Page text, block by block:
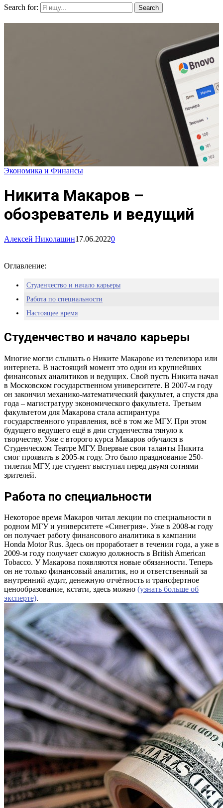
Search for: Search
Экономика и Финансы
Никита Макаров –
обозреватель и ведущий
Алексей Николашин17.06.20220
Оглавление:
Студенчество и начало карьеры
Работа по специальности
Настоящее время
Студенчество и начало карьеры
Многие могли слышать о Никите Макарове из телевизора или
интернета. В настоящий момент это один из крупнейших
финансовых аналитиков и ведущих. Свой пусть Никита начал
в Московском государственном университете. В 2007-м году
он закончил механико-математический факультет, а спустя два
года – магистратуру экономического факультета. Третьим
факультетом для Макарова стала аспирантура
государственного управления, всё в том же МГУ. При этом
будущего ведущего ещё в дни студенчества тянуло к
творчеству. Уже с второго курса Макаров обучался в
Студенческом Театре МГУ. Впервые свои таланты Никита
смог проявить в 2005-м году. Это было празднование 250-
тилетия МГУ, где студент выступал перед двумя сотнями
зрителей.
Работа по специальности
Некоторое время Макаров читал лекции по специальности в
родном МГУ и университете «Синегрия». Уже в 2008-м году
он получает работу финансового аналитика в кампании
Honda Motor Rus. Здесь он проработает в течении года, а уже в
2009-м году получает схожую должность в British American
Tobacco. У Макарова появляются новые обязанности. Теперь
он не только финансовый аналитик, но и ответственный за
внутренний аудит, денежную отчётность и трансфертное
ценообразование, кстати, здесь можно (узнать больше об
эксперте).